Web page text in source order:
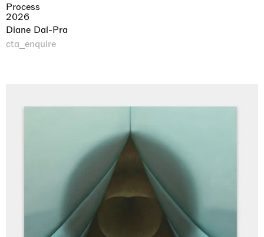
Process
2026
Diane Dal-Pra
cta_enquire